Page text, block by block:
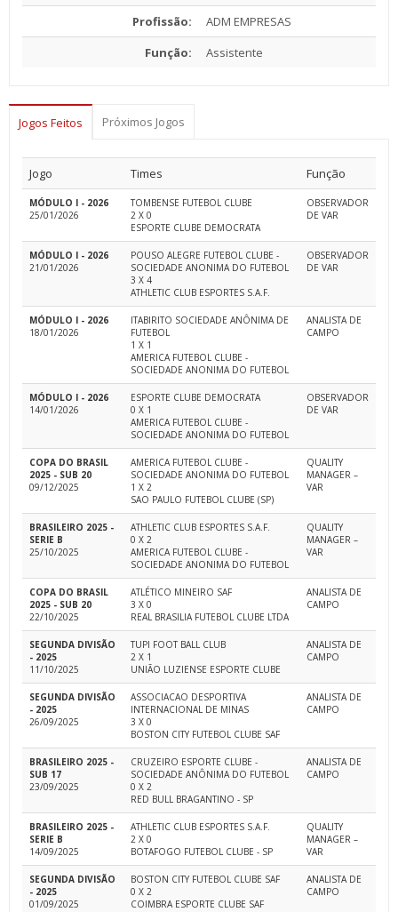
Profissão:
ADM EMPRESAS
Função:
Assistente
Jogos Feitos Próximos Jogos
Jogo Times Função
MÓDULO I - 2026
25/01/2026
TOMBENSE FUTEBOL CLUBE
2 X 0
ESPORTE CLUBE DEMOCRATA
OBSERVADOR
DE VAR
MÓDULO I - 2026
21/01/2026
POUSO ALEGRE FUTEBOL CLUBE -
SOCIEDADE ANONIMA DO FUTEBOL
3 X 4
ATHLETIC CLUB ESPORTES S.A.F.
OBSERVADOR
DE VAR
MÓDULO I - 2026
18/01/2026
ITABIRITO SOCIEDADE ANÔNIMA DE
FUTEBOL
1 X 1
AMERICA FUTEBOL CLUBE -
SOCIEDADE ANONIMA DO FUTEBOL
ANALISTA DE
CAMPO
MÓDULO I - 2026
14/01/2026
ESPORTE CLUBE DEMOCRATA
0 X 1
AMERICA FUTEBOL CLUBE -
SOCIEDADE ANONIMA DO FUTEBOL
OBSERVADOR
DE VAR
COPA DO BRASIL
2025 - SUB 20
09/12/2025
AMERICA FUTEBOL CLUBE -
SOCIEDADE ANONIMA DO FUTEBOL
1 X 2
SAO PAULO FUTEBOL CLUBE (SP)
QUALITY
MANAGER –
VAR
BRASILEIRO 2025 -
SERIE B
25/10/2025
ATHLETIC CLUB ESPORTES S.A.F.
0 X 2
AMERICA FUTEBOL CLUBE -
SOCIEDADE ANONIMA DO FUTEBOL
QUALITY
MANAGER –
VAR
COPA DO BRASIL
2025 - SUB 20
22/10/2025
ATLÉTICO MINEIRO SAF
3 X 0
REAL BRASILIA FUTEBOL CLUBE LTDA
ANALISTA DE
CAMPO
SEGUNDA DIVISÃO
- 2025
11/10/2025
TUPI FOOT BALL CLUB
2 X 1
UNIÃO LUZIENSE ESPORTE CLUBE
ANALISTA DE
CAMPO
SEGUNDA DIVISÃO
- 2025
26/09/2025
ASSOCIACAO DESPORTIVA
INTERNACIONAL DE MINAS
3 X 0
BOSTON CITY FUTEBOL CLUBE SAF
ANALISTA DE
CAMPO
BRASILEIRO 2025 -
SUB 17
23/09/2025
CRUZEIRO ESPORTE CLUBE -
SOCIEDADE ANÔNIMA DO FUTEBOL
0 X 2
RED BULL BRAGANTINO - SP
ANALISTA DE
CAMPO
BRASILEIRO 2025 -
SERIE B
14/09/2025
ATHLETIC CLUB ESPORTES S.A.F.
2 X 0
BOTAFOGO FUTEBOL CLUBE - SP
QUALITY
MANAGER –
VAR
SEGUNDA DIVISÃO
- 2025
01/09/2025
BOSTON CITY FUTEBOL CLUBE SAF
0 X 2
COIMBRA ESPORTE CLUBE SAF
ANALISTA DE
CAMPO